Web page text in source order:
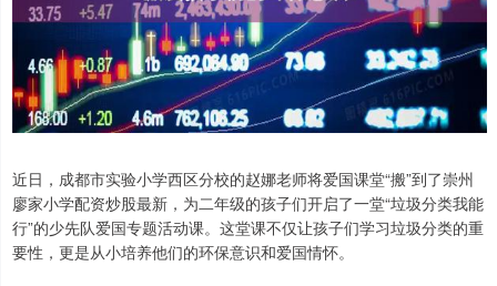
近日，成都市实验小学西区分校的赵娜老师将爱国课堂“搬”到了崇州
廖家小学配资炒股最新，为二年级的孩子们开启了一堂“垃圾分类我能
行”的少先队爱国专题活动课。这堂课不仅让孩子们学习垃圾分类的重
要性，更是从小培养他们的环保意识和爱国情怀。